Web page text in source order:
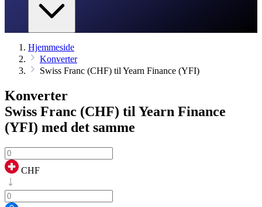
Hjemmeside
Konverter
Swiss Franc (CHF) til Yearn Finance (YFI)
Konverter
Swiss Franc (CHF) til Yearn Finance
(YFI) med det samme
CHF